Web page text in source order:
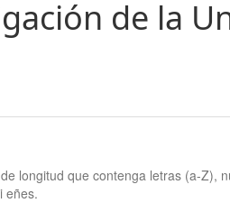
de la
longitud que contenga letras (a-Z),
eñes.